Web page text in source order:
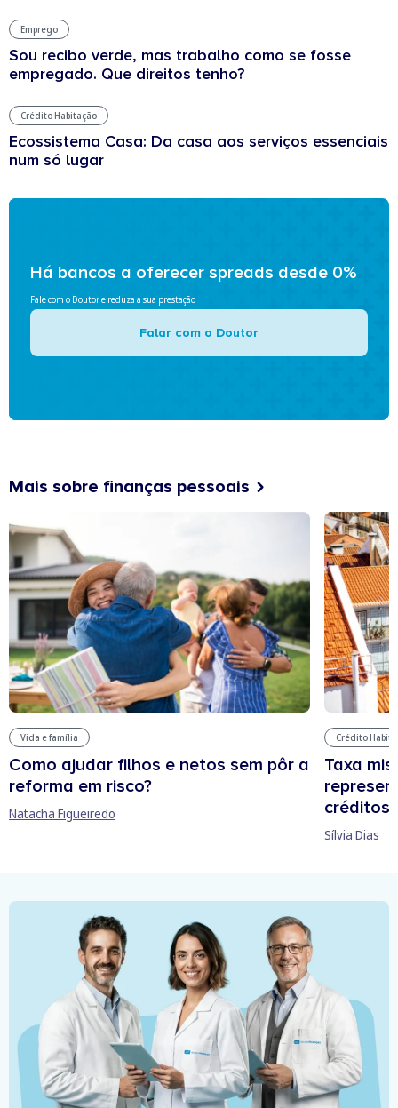
Emprego
Sou recibo verde, mas trabalho como se fosse
empregado. Que direitos tenho?
Crédito Habitação
Ecossistema Casa: Da casa aos serviços essenciais
num só lugar
Há bancos a oferecer spreads desde 0%
Fale com o Doutor e reduza a sua prestação
Falar com o Doutor
Mais sobre finanças pessoais
Vida e família
Como ajudar filhos e netos sem pôr a
reforma em risco?
Natacha Figueiredo
Crédito
Taxa
créditos
Sílvia Dias